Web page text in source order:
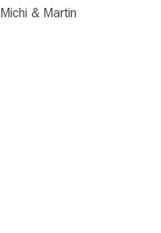
Michi & Martin